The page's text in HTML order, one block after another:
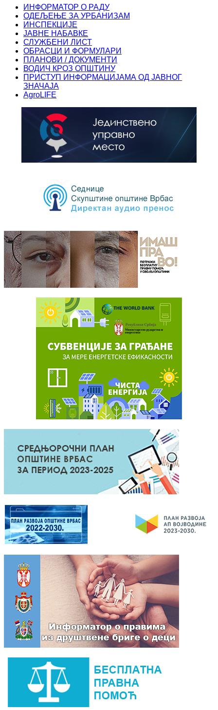
ИНФОРМАТОР О РАДУ
ОДЕЉЕЊЕ ЗА УРБАНИЗАМ
ИНСПЕКЦИЈЕ
ЈАВНЕ НАБАВКЕ
СЛУЖБЕНИ ЛИСТ
ОБРАСЦИ И ФОРМУЛАРИ
ПЛАНОВИ / ДОКУМЕНТИ
ВОДИЧ КРОЗ ОПШТИНУ
ПРИСТУП ИНФОРМАЦИЈАМА ОД ЈАВНОГ
ЗНАЧАЈА
AgroLIFE